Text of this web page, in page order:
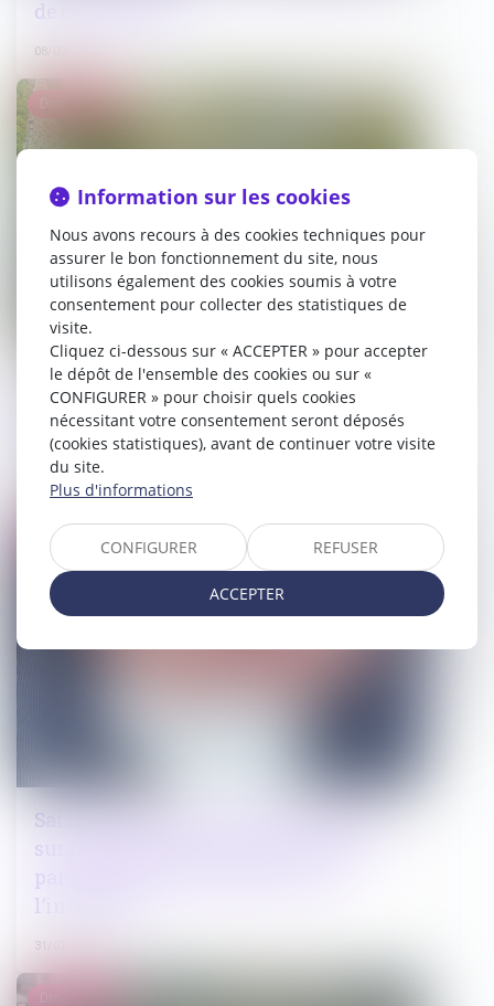
de concurrence?
08/02/2024
Zéro artificialisation des sols ou
équipements collectifs : le dilemme
des élus locaux
01/02/2024
Droit public
Saisie d’un bien en valeur : précisions
sur la proportionnalité de la valeur
par rapport à celle du produit de
l’infraction
31/01/2024
Droit pénal
Information sur les cookies
Nous avons recours à des cookies techniques pour
assurer le bon fonctionnement du site, nous
utilisons également des cookies soumis à votre
consentement pour collecter des statistiques de
visite.
Cliquez ci-dessous sur « ACCEPTER » pour accepter
le dépôt de l'ensemble des cookies ou sur «
CONFIGURER » pour choisir quels cookies
nécessitant votre consentement seront déposés
(cookies statistiques), avant de continuer votre visite
du site.
Plus d'informations
CONFIGURER REFUSER
ACCEPTER